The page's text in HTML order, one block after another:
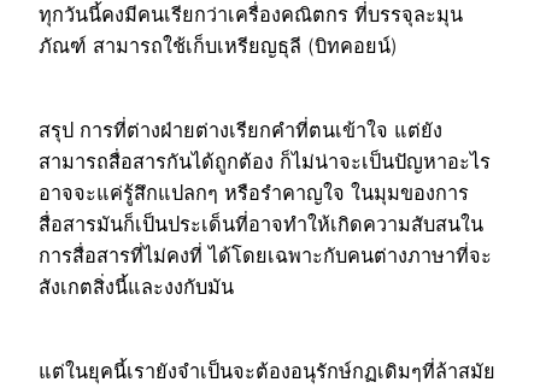
ทุกวันนี้คงมีคนเรียกว่าเครื่องคณิตกร ที่บรรจุละมุน
ภัณฑ์ สามารถใช้เก็บเหรียญธุลี (บิทคอยน์)
สรุป การที่ต่างฝ่ายต่างเรียกคำที่ตนเข้าใจ แต่ยัง
สามารถสื่อสารกันได้ถูกต้อง ก็ไม่น่าจะเป็นปัญหาอะไร
อาจจะแค่รู้สึกแปลกๆ หรือรำคาญใจ ในมุมของการ
สื่อสารมันก็เป็นประเด็นที่อาจทำให้เกิดความสับสนใน
การสื่อสารที่ไม่คงที่ ได้โดยเฉพาะกับคนต่างภาษาที่จะ
สังเกตสิ่งนี้และงงกับมัน
แต่ในยุคนี้เรายังจำเป็นจะต้องอนุรักษ์กฏเดิมๆที่ล้าสมัย